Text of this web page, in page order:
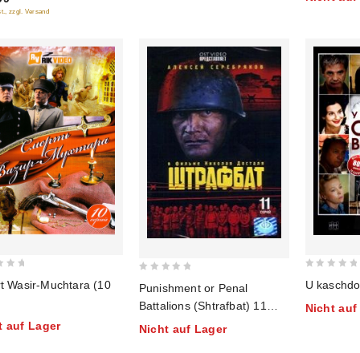
zzgl. Versand
Wasir-Muchtara (10
auf Lager
of
5
Punishment or Penal
Battalions (Shtrafbat) 11
Folgen
Nicht auf Lager
of
U
Nicht auf